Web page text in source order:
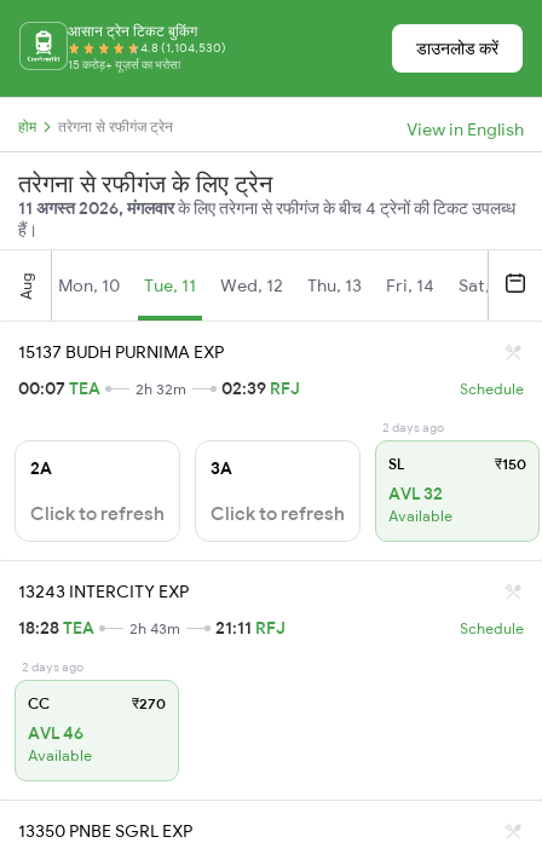
आसान ट्रेन टिकट बुकिंग
4.8 (1,104,530)
15 करोड़+ यूज़र्स का भरोसा
डाउनलोड करें
होम तरेगना से रफीगंज ट्रेन View in English
तरेगना से रफीगंज के लिए ट्रेन
11 अगस्त 2026, मंगलवारके लिए तरेगना से रफीगंज के बीच 4 ट्रेनों की टिकट उपलब्ध
हैं।
Aug Mon, 10 Tue, 11 Wed, 12 Thu, 13 Fri, 14 Sat, 15
15137 BUDH PURNIMA EXP
00:07TEA 2h 32m 02:39 RFJ Schedule
2A
Click to refresh
3A
Click to refresh
2 days ago
SL ₹150
AVL 32
Available
13243 INTERCITY EXP
18:28TEA 2h 43m 21:11 RFJ Schedule
2 days ago
CC ₹270
AVL 46
Available
13350 PNBE SGRL EXP